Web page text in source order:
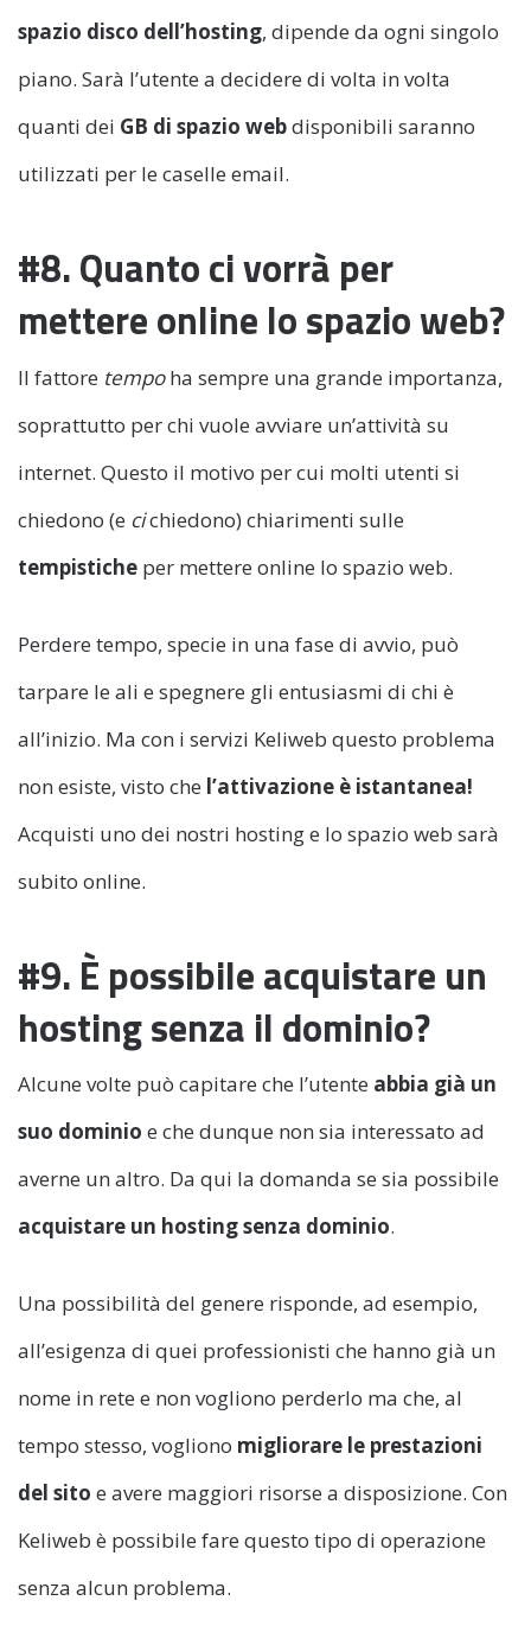
spazio disco dell’hosting, dipende da ogni singolo
piano. Sarà l’utente a decidere di volta in volta
quanti dei GB di spazio webdisponibili saranno
utilizzati per le caselle email.
#8. Quanto ci vorrà per
mettere online lo spazio web?
Il fattore tempoha sempre una grande importanza,
soprattutto per chi vuole avviare un’attività su
internet. Questo il motivo per cui molti utenti si
chiedono (e cichiedono) chiarimenti sulle
tempistiche per mettere online lo spazio web.
Perdere tempo, specie in una fase di avvio, può
tarpare le ali e spegnere gli entusiasmi di chi è
all’inizio. Ma con i servizi Keliweb questo problema
non esiste, visto che l’attivazione è istantanea!
Acquisti uno dei nostri hosting e lo spazio web sarà
subito online.
#9. È possibile acquistare un
hosting senza il dominio?
Alcune volte può capitare che l’utente abbia già un
suo dominio e che dunque non sia interessato ad
averne un altro. Da qui la domanda se sia possibile
acquistare un hosting senza dominio.
Una possibilità del genere risponde, ad esempio,
all’esigenza di quei professionisti che hanno già un
nome in rete e non vogliono perderlo ma che, al
tempo stesso, vogliono migliorare le prestazioni
del sito e avere maggiori risorse a disposizione. Con
Keliweb è possibile fare questo tipo di operazione
senza alcun problema.